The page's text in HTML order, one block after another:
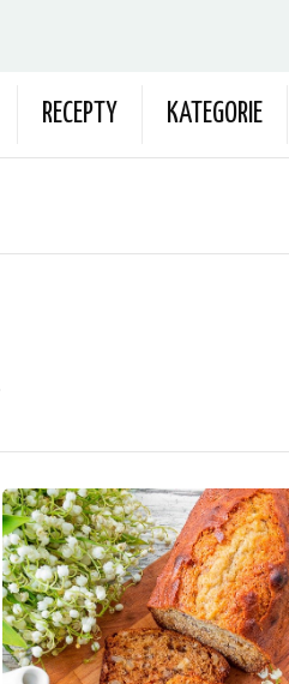
RECEPTY KATEGORIE